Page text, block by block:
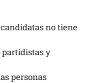
no tiene
y
personas